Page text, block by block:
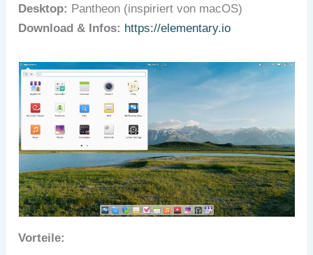
Desktop: Pantheon (inspiriert von macOS)
Download & Infos: https://elementary.io
Vorteile: